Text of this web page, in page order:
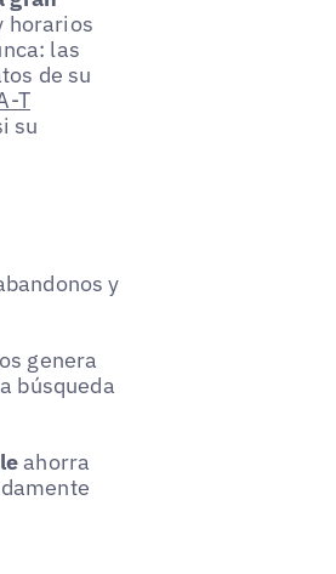
horarios
las
de su
T
su
y
genera
búsqueda
ahorra